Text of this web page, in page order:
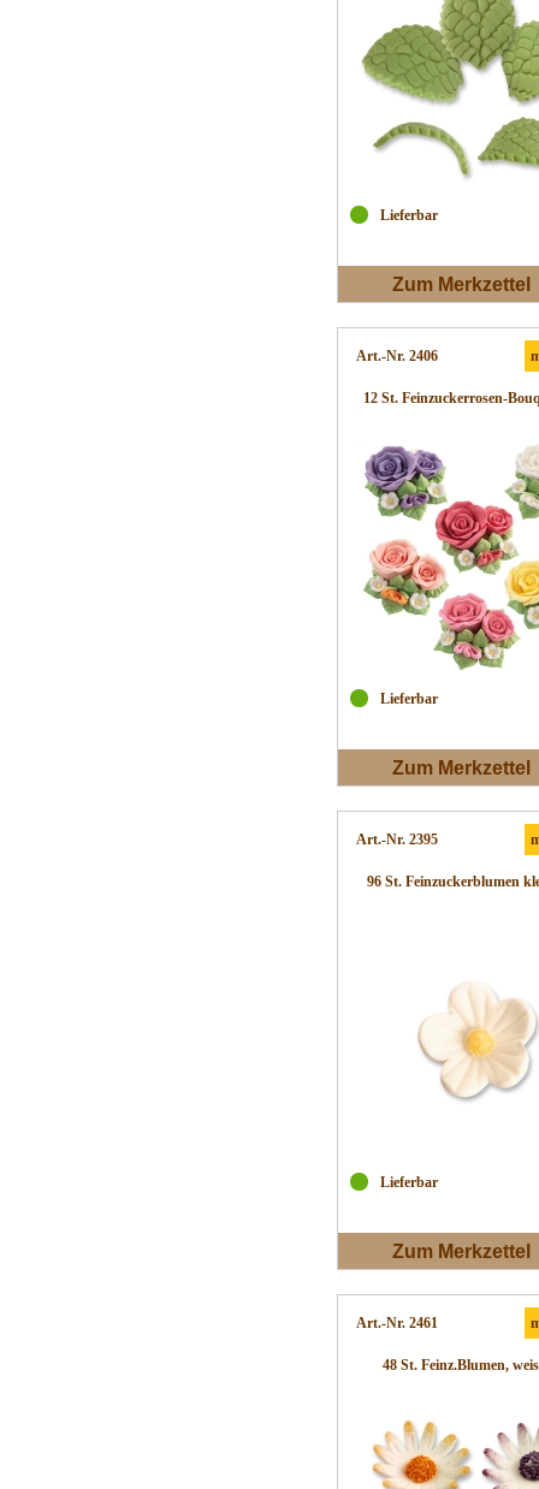
Lieferbar
Zum Merkzettel
Art.-Nr. 2406
12 St. Feinzuckerrosen-
Lieferbar
Zum Merkzettel
Art.-Nr. 2395
96 St. Feinzuckerblumen
Lieferbar
Zum Merkzettel
Art.-Nr. 2461
48 St. Feinz.Blumen,